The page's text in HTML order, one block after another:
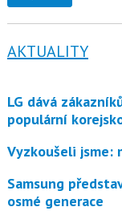
AKTUALITY
LG dává zákazníkům ještě měsíc jako odměnu
populární
Vyzkoušeli
Samsung představuje tři skládací telefony Galaxy Z
osmé generace